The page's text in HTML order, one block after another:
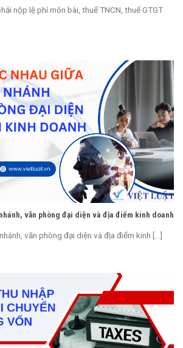
nộp lệ phí môn bài, thuế TNCN, thuế GTGT
văn phòng đại diện và địa điểm kinh doanh
văn phòng đại diện và địa điểm kinh [...]